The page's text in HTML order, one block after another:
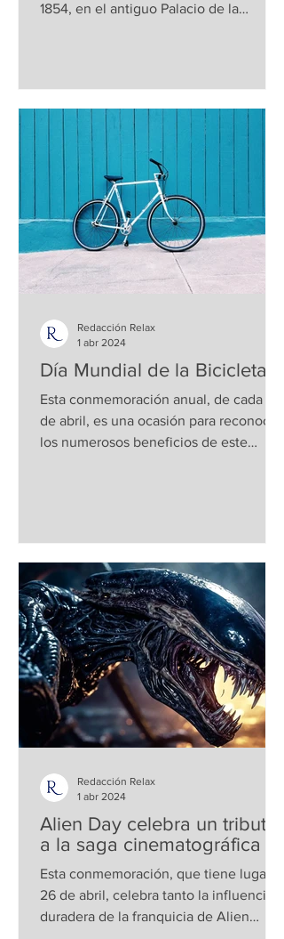
1854, en el antiguo Palacio de la
Día Mundial de la Bicicleta
Esta conmemoración anual, de cada 19
de abril, es una ocasión para reconocer
los numerosos beneficios de este
Redacción Relax
1 abr 2024
Alien Day celebra un tributo
a la saga cinematográfica
Esta conmemoración, que tiene lugar el
26 de abril, celebra tanto la influencia
duradera de la franquicia de Alien
Redacción Relax
1 abr 2024